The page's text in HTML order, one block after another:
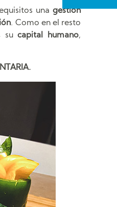
una gestión
. Como en el resto
sucapital humano,